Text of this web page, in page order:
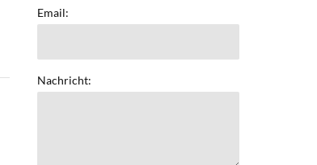
Email:
Nachricht: